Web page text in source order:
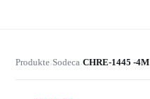
Produkte›Sodeca›CHRE-1445 -4M